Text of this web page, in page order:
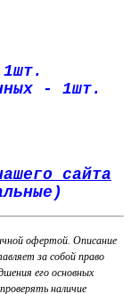
- 1шт.
сайта
офертой. Описание
за собой право
его основных
наличие